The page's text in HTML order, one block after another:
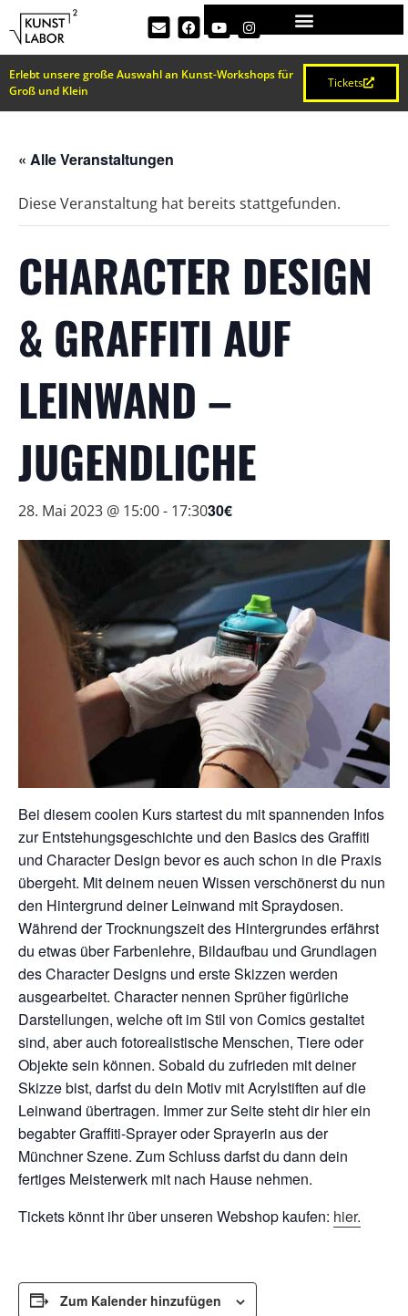
Erlebt unsere große Auswahl an Kunst-Workshops für
Groß und Klein
Tickets
« Alle Veranstaltungen
Diese Veranstaltung hat bereits stattgefunden.
CHARACTER DESIGN
& GRAFFITI AUF
LEINWAND –
JUGENDLICHE
28. Mai 2023 @ 15:00- 17:3030€
Bei diesem coolen Kurs startest du mit spannenden Infos
zur Entstehungsgeschichte und den Basics des Graffiti
und Character Design bevor es auch schon in die Praxis
übergeht. Mit deinem neuen Wissen verschönerst du nun
den Hintergrund deiner Leinwand mit Spraydosen.
Während der Trocknungszeit des Hintergrundes erfährst
du etwas über Farbenlehre, Bildaufbau und Grundlagen
des Character Designs und erste Skizzen werden
ausgearbeitet. Character nennen Sprüher figürliche
Darstellungen, welche oft im Stil von Comics gestaltet
sind, aber auch fotorealistische Menschen, Tiere oder
Objekte sein können. Sobald du zufrieden mit deiner
Skizze bist, darfst du dein Motiv mit Acrylstiften auf die
Leinwand übertragen. Immer zur Seite steht dir hier ein
begabter Graffiti-Sprayer oder Sprayerin aus der
Münchner Szene. Zum Schluss darfst du dann dein
fertiges Meisterwerk mit nach Hause nehmen.
Tickets könnt ihr über unseren Webshop kaufen: hier.
Zum Kalender hinzufügen